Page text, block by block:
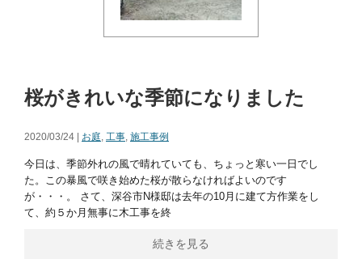
桜がきれいな季節になりました
2020/03/24 | お庭, 工事, 施工事例
今日は、季節外れの風で晴れていても、ちょっと寒い一日でし
た。この暴風で咲き始めた桜が散らなければよいのです
が・・・。 さて、深谷市N様邸は去年の10月に建て方作業をし
て、約５か月無事に木工事を終
続きを見る